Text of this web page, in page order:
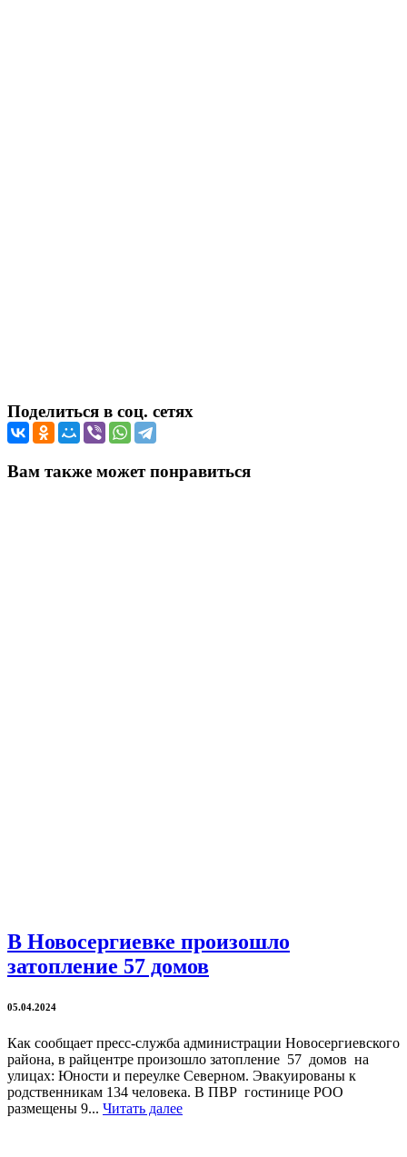
Поделиться в соц. сетях
Вам также может понравиться
В Новосергиевке произошло
затопление 57 домов
05.04.2024
Как сообщает пресс-служба администрации Новосергиевского
района, в райцентре произошло затопление 57 домов на
улицах: Юности и переулке Северном. Эвакуированы к
родственникам 134 человека. В ПВР гостинице РОО
размещены 9... Читать далее